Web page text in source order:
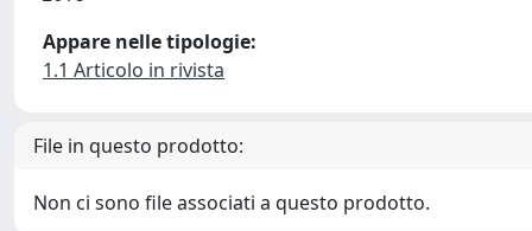
Appare nelle tipologie:
1.1 Articolo in rivista
File in questo prodotto:
Non ci sono file associati a questo prodotto.